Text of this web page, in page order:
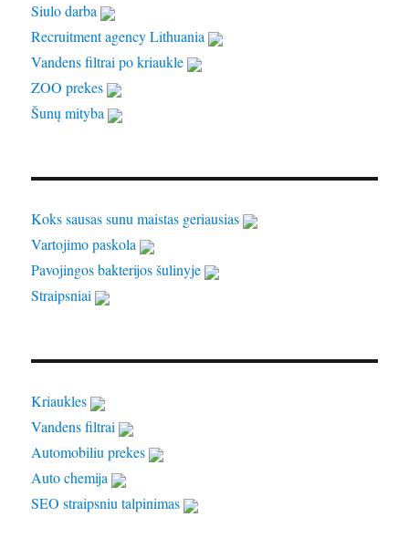
Siulo darba
Recruitment agency Lithuania
Vandens filtrai po kriaukle
ZOO prekes
Šunų mityba
Koks sausas sunu maistas geriausias
Vartojimo paskola
Pavojingos bakterijos šulinyje
Straipsniai
Kriaukles
Vandens filtrai
Automobiliu prekes
Auto chemija
SEO straipsniu talpinimas